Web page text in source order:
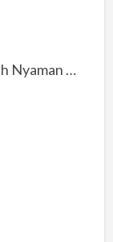
Kosan Wanita Murah Nyaman di Jakarta Selatan